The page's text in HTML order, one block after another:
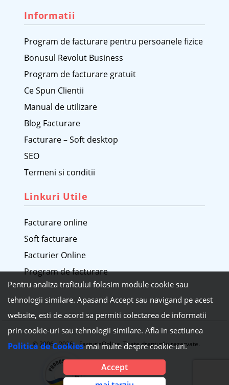
Informatii
Program de facturare pentru persoanele fizice
Bonusul Revolut Business
Program de facturare gratuit
Ce Spun Clientii
Manual de utilizare
Blog Facturare
Facturare – Soft desktop
SEO
Termeni si conditii
Linkuri Utile
Facturare online
Soft facturare
Facturier Online
Program de facturare
© 2006 - 2026 FacturisOnline. Toate drepturile rezervate.
Pentru analiza traficului folosim module cookie sau
tehnologii similare. Apasand Accept sau navigand pe acest
website, esti de acord sa permiti colectarea de informatii
prin cookie-uri sau tehnologii similare. Afla in sectiunea
Politica de Cookiesmai multe despre cookie-uri.
Accept